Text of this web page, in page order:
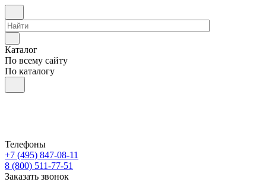
Каталог
По всему сайту
По каталогу
Телефоны
+7 (495) 847-08-11
8 (800) 511-77-51
Заказать звонок